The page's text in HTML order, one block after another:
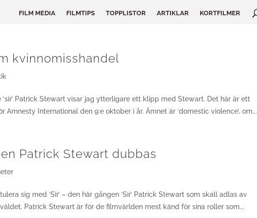
FILM MEDIA FILMTIPS TOPPLISTOR ARTIKLAR KORTFILMER
kvinnomisshandel
Patrick Stewart visar jag ytterligare ett klipp med Stewart. Det här är ett
International den 9:e oktober i år. Ämnet är ‘domestic violence’, om...
Patrick Stewart dubbas
sig med ‘Sir’ – den här gången ‘Sir’ Patrick Stewart som skall adlas av
Patrick Stewart är för de filmvärlden mest känd för sina roller som...